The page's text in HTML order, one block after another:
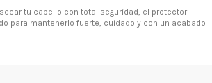
tu cabello con total seguridad, el protector
para mantenerlo fuerte, cuidado y con un acabado